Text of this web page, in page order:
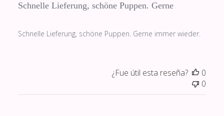
Schnelle Lieferung, schöne Puppen. Gerne
Schnelle Lieferung, schöne Puppen. Gerne immer wieder.
¿Fue útil esta reseña?
0
0